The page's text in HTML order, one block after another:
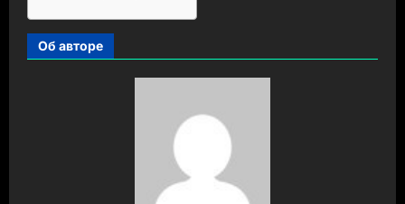
Об авторе